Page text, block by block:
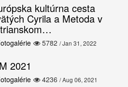
kultúrna cesta
Cyrila a Metoda v
5782 / Jan 31, 2022
2021
4236 / Aug 06, 2021